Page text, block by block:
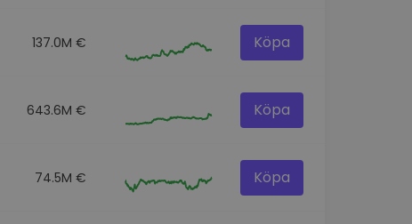
137.0M € Köpa
643.6M € Köpa
74.5M € Köpa